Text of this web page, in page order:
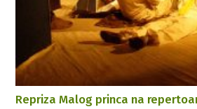
Repriza Malog princa na